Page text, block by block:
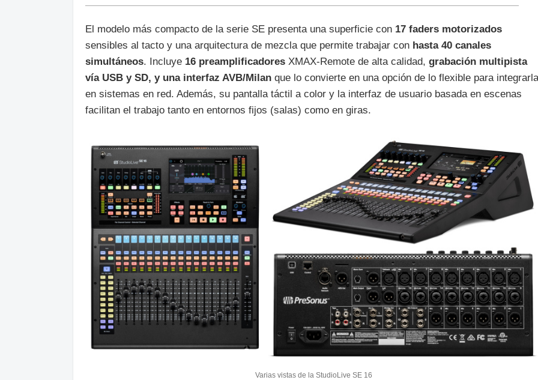
El modelo más compacto de la serie SE presenta una superficie con 17 faders motorizados
sensibles al tacto y una arquitectura de mezcla que permite trabajar con hasta 40 canales
simultáneos. Incluye 16 preamplificadores XMAX-Remote de alta calidad, grabación multipista
vía USB y SD, y una interfaz AVB/Milan que lo convierte en una opción de lo flexible para integrarla
en sistemas en red. Además, su pantalla táctil a color y la interfaz de usuario basada en escenas
facilitan el trabajo tanto en entornos fijos (salas) como en giras.
Varias vistas de la StudioLive SE 16